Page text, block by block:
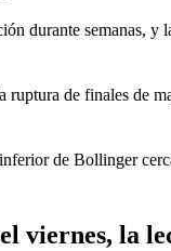
durante semanas, y
ruptura de finales de
de Bollinger
viernes, la